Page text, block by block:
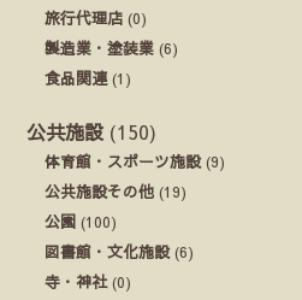
旅行代理店 (0)
製造業・塗装業 (6)
食品関連(1)
公共施設 (150)
体育館・スポーツ施設(9)
公共施設その他 (19)
公園 (100)
図書館・文化施設(6)
寺・神社(0)